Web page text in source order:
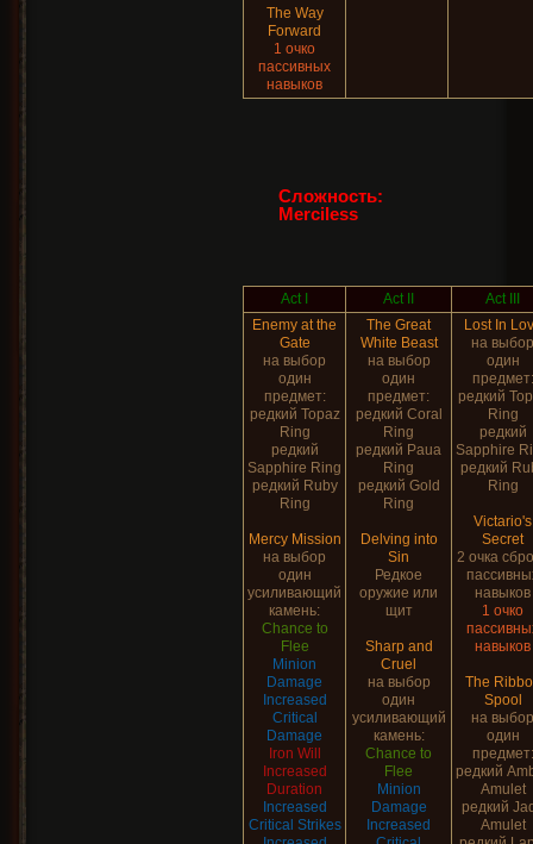
The Way
Forward
1 очко
пассивных
навыков
Сложность:
Merciless
Act I Act II
Act III
Enemy at the
Gate
на выбор
один
предмет:
редкий Topaz
Ring
редкий
Sapphire Ring
редкий Ruby
Ring
Mercy Mission
на выбор
один
усиливающий
камень:
Chance to
Flee
Minion
Damage
Increased
Critical
Damage
Iron Will
Increased
Duration
Increased
Critical Strikes
The Great
White Beast
на выбор
один
предмет:
редкий Coral
Ring
редкий Paua
Ring
редкий Gold
Ring
Delving into
Sin
Редкое
оружие или
щит
Sharp and
Cruel
на выбор
один
усиливающий
камень:
Chance to
Flee
Minion
Damage
Increased
Lost In
на выбор
один
предмет:
редкий
Ring
редкий
Sapphire
редкий
Ring
Victario's
Secret
2 очка
навыков
1 очко
навыков
The
Spool
на выбор
один
предмет:
редкий
Amulet
редкий
Amulet